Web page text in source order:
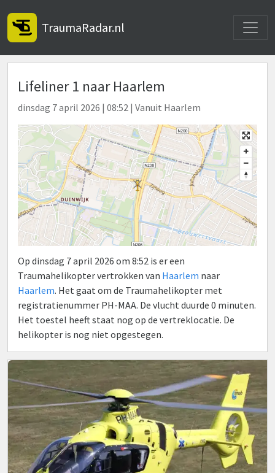
TraumaRadar.nl
Lifeliner 1 naar Haarlem
dinsdag 7 april 2026 | 08:52 | Vanuit Haarlem
Op dinsdag 7 april 2026 om 8:52 is er een
Traumahelikopter vertrokken van Haarlem naar
Haarlem. Het gaat om de Traumahelikopter met
registratienummer PH-MAA. De vlucht duurde 0 minuten.
Het toestel heeft staat nog op de vertreklocatie. De
helikopter is nog niet opgestegen.